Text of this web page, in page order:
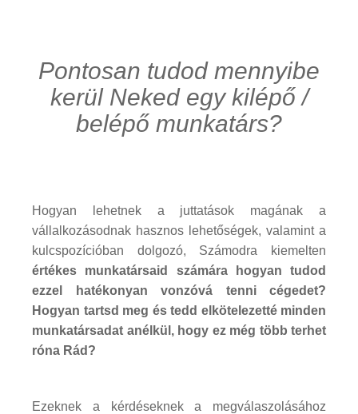
Pontosan tudod mennyibe
kerül Neked egy kilépő /
belépő munkatárs?
Hogyan lehetnek a juttatások magának a
vállalkozásodnak hasznos lehetőségek, valamint a
kulcspozícióban dolgozó, Számodra kiemelten
értékes munkatársaid számára
hogyan tudod
ezzel hatékonyan vonzóvá tenni cégedet?
Hogyan tartsd meg és tedd elkötelezetté minden
munkatársadat anélkül, hogy ez még több terhet
róna Rád?
Ezeknek a kérdéseknek a megválaszolásához